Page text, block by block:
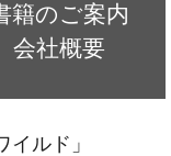
籍のご案内
会社概要
ルド」